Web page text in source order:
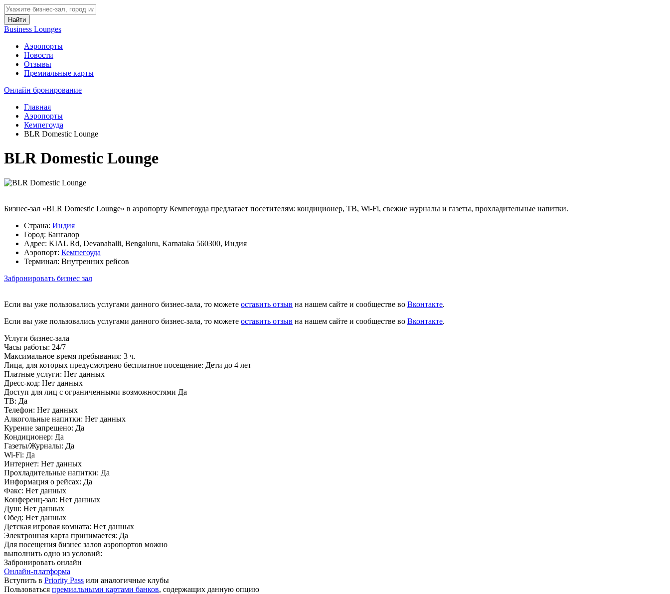
Найти
Business Lounges
Аэропорты
Новости
Отзывы
Премиальные карты
Онлайн бронирование
Главная
Аэропорты
Кемпегоуда
BLR Domestic Lounge
BLR Domestic Lounge
Бизнес-зал «BLR Domestic Lounge» в аэропорту Кемпегоуда предлагает посетителям: кондиционер, ТВ, Wi-Fi, свежие журналы и газеты, прохладительные напитки.
Страна: Индия
Город: Бангалор
Адрес: KIAL Rd, Devanahalli, Bengaluru, Karnataka 560300, Индия
Аэропорт: Кемпегоуда
Терминал: Внутренних рейсов
Забронировать бизнес зал
Если вы уже пользовались услугами данного бизнес-зала, то можете оставить отзыв на нашем сайте и сообществе во Вконтакте.
Если вы уже пользовались услугами данного бизнес-зала, то можете оставить отзыв на нашем сайте и сообществе во Вконтакте.
Услуги бизнес-зала
Часы работы: 24/7
Максимальное время пребывания: 3 ч.
Лица, для которых предусмотрено бесплатное посещение: Дети до 4 лет
Платные услуги: Нет данных
Дресс-код: Нет данных
Доступ для лиц с ограниченными возможностями Да
ТВ: Да
Телефон: Нет данных
Алкогольные напитки: Нет данных
Курение запрещено: Да
Кондиционер: Да
Газеты/Журналы: Да
Wi-Fi: Да
Интернет: Нет данных
Прохладительные напитки: Да
Информация о рейсах: Да
Факс: Нет данных
Конференц-зал: Нет данных
Душ: Нет данных
Обед: Нет данных
Детская игровая комната: Нет данных
Электронная карта принимается: Да
Для посещения бизнес залов аэропортов можно
выполнить одно из условий:
Забронировать онлайн
Онлайн-платформа
Вступить в Priority Pass или аналогичные клубы
Пользоваться премиальными картами банков, содержащих данную опцию